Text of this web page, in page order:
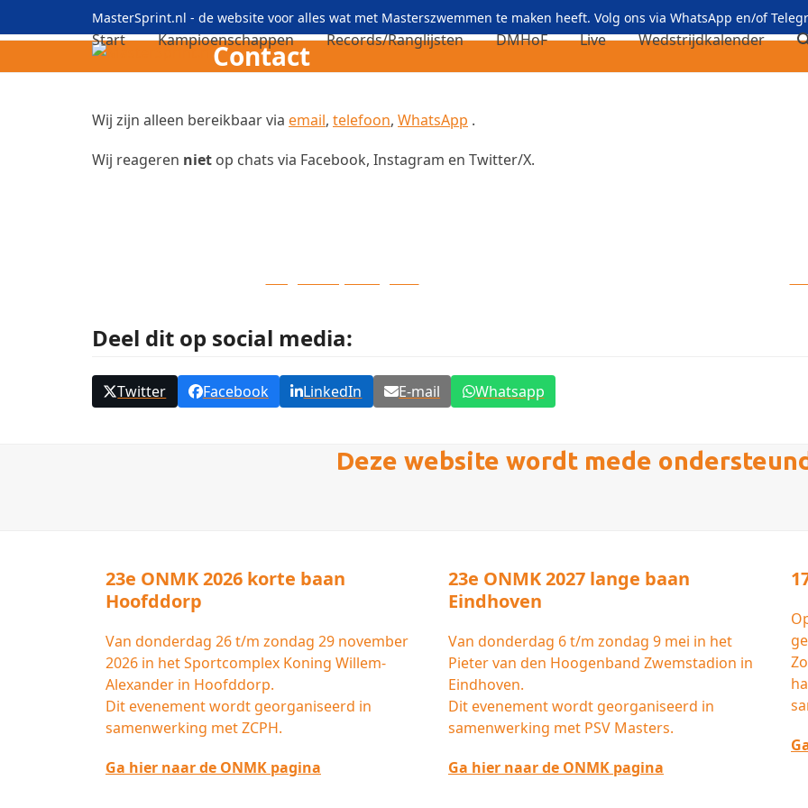
to
MasterSprint.nl - de website voor alles wat met Masterszwemmen te maken heeft. Volg ons via WhatsApp en/of
Start Kampioenschappen Records/Ranglijsten DMHoF Live Wedstrijdkalender
Contact
Wij zijn alleen bereikbaar via email, telefoon, WhatsApp .
Wij reageren niet op chats via Facebook, Instagram en Twitter/X.
Deel dit op social media:
Twitter Facebook LinkedIn E-mail Whatsapp
Deze website wordt mede
23e ONMK 2026 korte baan
Hoofddorp
Van donderdag 26 t/m zondag 29 november
2026 in het Sportcomplex Koning Willem-
Alexander in Hoofddorp.
Dit evenement wordt georganiseerd in
samenwerking met ZCPH.
Ga hier naar de ONMK pagina
23e ONMK 2027 lange baan
Eindhoven
Van donderdag 6 t/m zondag 9 mei in het
Pieter van den Hoogenband Zwemstadion in
Eindhoven.
Dit evenement wordt georganiseerd in
samenwerking met PSV Masters.
Ga hier naar de ONMK pagina